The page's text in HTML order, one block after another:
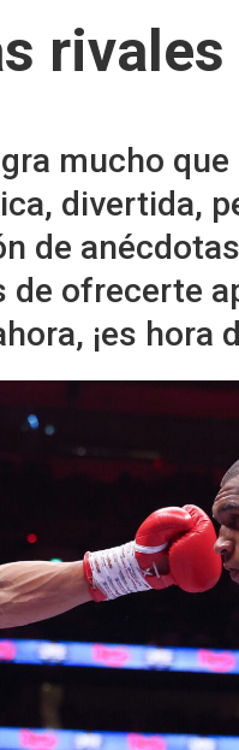
rivales
mucho
divertida,
de
de ofrecerte
¡es hora